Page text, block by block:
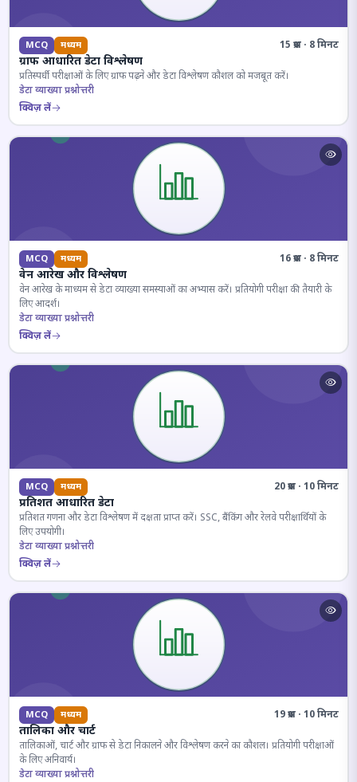
MCQ मध्यम 15 प्रश्न · 8 मिनट
ग्राफ आधारित डेटा विश्लेषण
प्रतिस्पर्धी परीक्षाओं के लिए ग्राफ पढ़ने और डेटा विश्लेषण कौशल को मजबूत करें।
डेटा व्याख्या प्रश्नोत्तरी
क्विज़ लें
MCQ मध्यम 16 प्रश्न · 8 मिनट
वेन आरेख और विश्लेषण
वेन आरेख के माध्यम से डेटा व्याख्या समस्याओं का अभ्यास करें। प्रतियोगी परीक्षा की तैयारी के
लिए आदर्श।
डेटा व्याख्या प्रश्नोत्तरी
क्विज़ लें
MCQ मध्यम 20 प्रश्न · 10 मिनट
प्रतिशत आधारित डेटा
प्रतिशत गणना और डेटा विश्लेषण में दक्षता प्राप्त करें। SSC, बैंकिंग और रेलवे परीक्षार्थियों के
लिए उपयोगी।
डेटा व्याख्या प्रश्नोत्तरी
क्विज़ लें
MCQ मध्यम 19 प्रश्न · 10 मिनट
तालिका और चार्ट
तालिकाओं, चार्ट और ग्राफ से डेटा निकालने और विश्लेषण करने का कौशल। प्रतियोगी परीक्षाओं
के लिए अनिवार्य।
डेटा व्याख्या प्रश्नोत्तरी